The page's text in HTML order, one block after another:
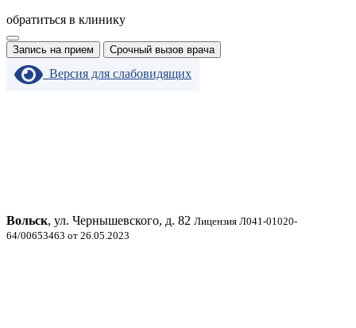
обратиться в клинику
Запись на прием Срочный вызов врача
Версия для слабовидящих
Вольск, ул. Чернышевского, д. 82 Лицензия Л041-01020-
64/00653463 от 26.05.2023